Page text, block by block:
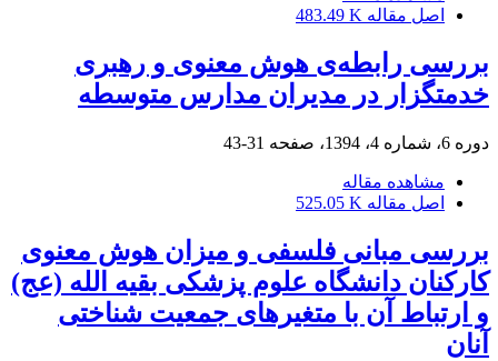
اصل مقاله 483.49 K
بررسی رابطه‌ی هوش معنوی و رهبری
خدمتگزار در مدیران مدارس متوسطه
دوره 6، شماره 4، 1394، صفحه 31-43
مشاهده مقاله
اصل مقاله 525.05 K
بررسی مبانی فلسفی و میزان هوش معنوی
کارکنان دانشگاه علوم پزشکی بقیه الله (عج)
و ارتباط آن با متغیرهای جمعیت شناختی
آنان